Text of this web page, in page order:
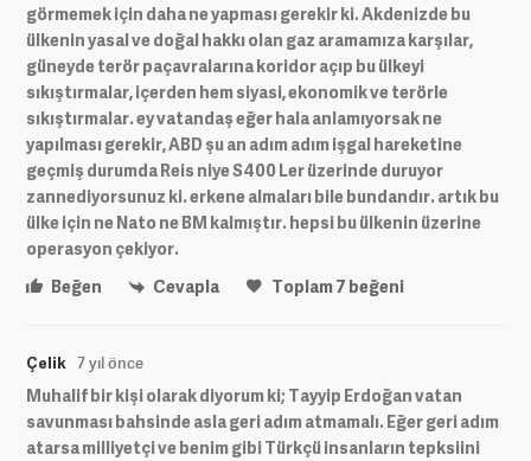
görmemek için daha ne yapması gerekir ki. Akdenizde bu
ülkenin yasal ve doğal hakkı olan gaz aramamıza karşılar,
güneyde terör paçavralarına koridor açıp bu ülkeyi
sıkıştırmalar, içerden hem siyasi, ekonomik ve terörle
sıkıştırmalar. ey vatandaş eğer hala anlamıyorsak ne
yapılması gerekir, ABD şu an adım adım işgal hareketine
geçmiş durumda Reis niye S400 Ler üzerinde duruyor
zannediyorsunuz ki. erkene almaları bile bundandır. artık bu
ülke için ne Nato ne BM kalmıştır. hepsi bu ülkenin üzerine
operasyon çekiyor.
Beğen
Cevapla Toplam7 beğeni
Çelik 7 yıl önce
Muhalif bir kişi olarak diyorum ki; Tayyip Erdoğan vatan
savunması bahsinde asla geri adım atmamalı. Eğer geri adım
atarsa milliyetçi ve benim gibi Türkçü insanların tepksiini